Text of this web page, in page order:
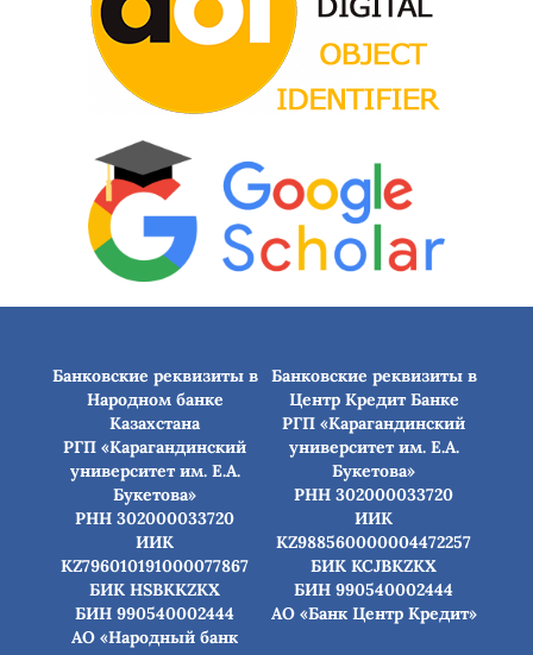
Банковские реквизиты в
Народном банке
Казахстана
РГП «Карагандинский
университет им. Е.А.
Букетова»
РНН 302000033720
ИИК
KZ796010191000077867
БИК HSBKKZKX
БИН 990540002444
АО «Народный банк
Банковские реквизиты в
Центр Кредит Банке
РГП «Карагандинский
университет им. Е.А.
Букетова»
РНН 302000033720
ИИК
KZ988560000004472257
БИК КСJBKZKX
БИН 990540002444
АО «Банк Центр Кредит»